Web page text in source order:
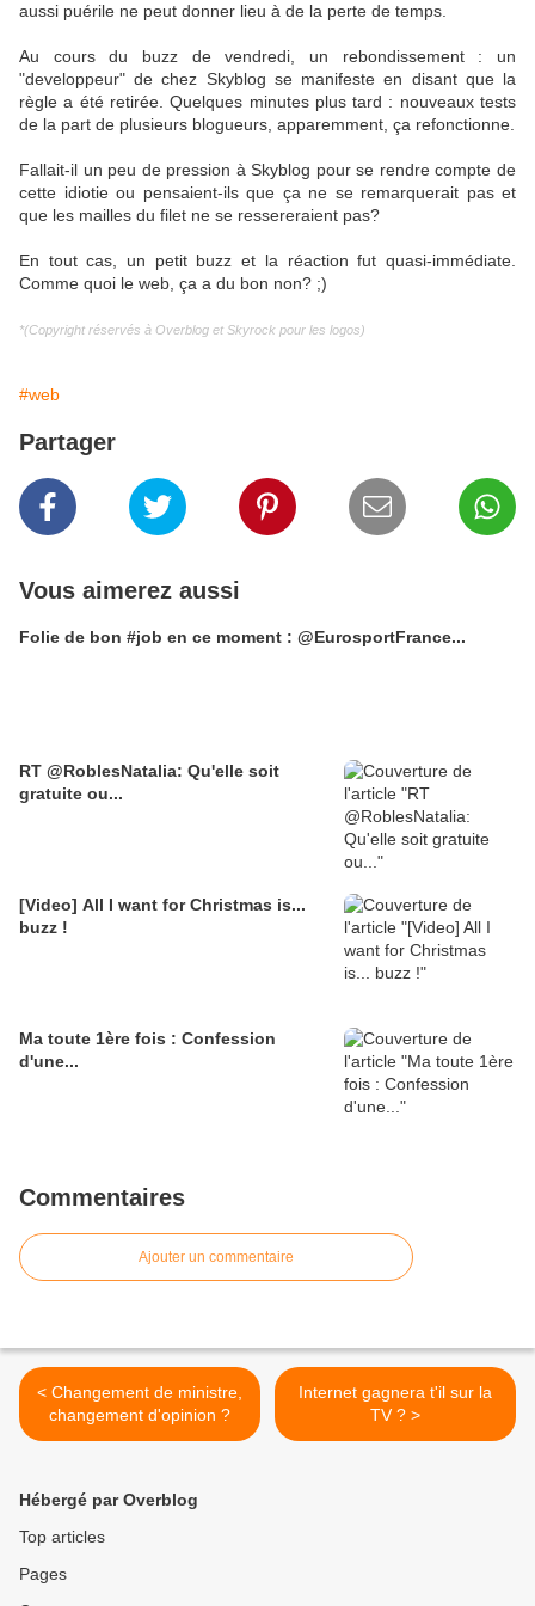
aussi puérile ne peut donner lieu à de la perte de temps.
Au cours du buzz de vendredi, un rebondissement : un
"developpeur" de chez Skyblog se manifeste en disant que la
règle a été retirée. Quelques minutes plus tard : nouveaux tests
de la part de plusieurs blogueurs, apparemment, ça refonctionne.
Fallait-il un peu de pression à Skyblog pour se rendre compte de
cette idiotie ou pensaient-ils que ça ne se remarquerait pas et
que les mailles du filet ne se ressereraient pas?
En tout cas, un petit buzz et la réaction fut quasi-immédiate.
Comme quoi le web, ça a du bon non? ;)
*(Copyright réservés à Overblog et Skyrock pour les logos)
#web
Partager
Vous aimerez aussi
Folie de bon #job en ce moment : @EurosportFrance...
RT @RoblesNatalia: Qu'elle soit
gratuite ou...
[Video] All I want for Christmas is...
buzz !
Ma toute 1ère fois : Confession
d'une...
Commentaires
Ajouter un commentaire
< Changement de ministre,
changement d'opinion ?
Internet gagnera t'il sur la
TV ? >
Hébergé par Overblog
Top articles
Pages